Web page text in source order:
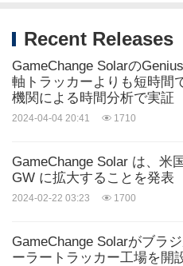
- https://
ソース: GameChange Solar
クス
環境製品
油/エネルギー
Recent Releases
GameChange Solarの
軸トラッカーよりも短時間
機関による時間分析で実証
2024-04-04 20:41 1710
GameChange Solar は、米
GW に拡大することを発表
2024-02-22 03:23 1700
GameChange Solarがブラ
ーラートラッカー工場を開